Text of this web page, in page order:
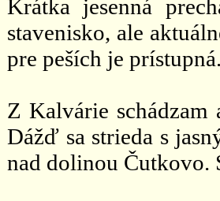
Krátka jesenná
stavenisko, ale
pre peších je prístupná.
Z Kalvárie
Dážď sa strieda s
nad dolinou Čutkovo.